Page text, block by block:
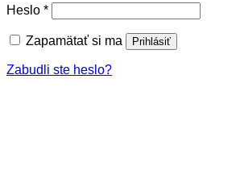
Heslo *Povinné
Zapamätať si ma Prihlásiť
Zabudli ste heslo?